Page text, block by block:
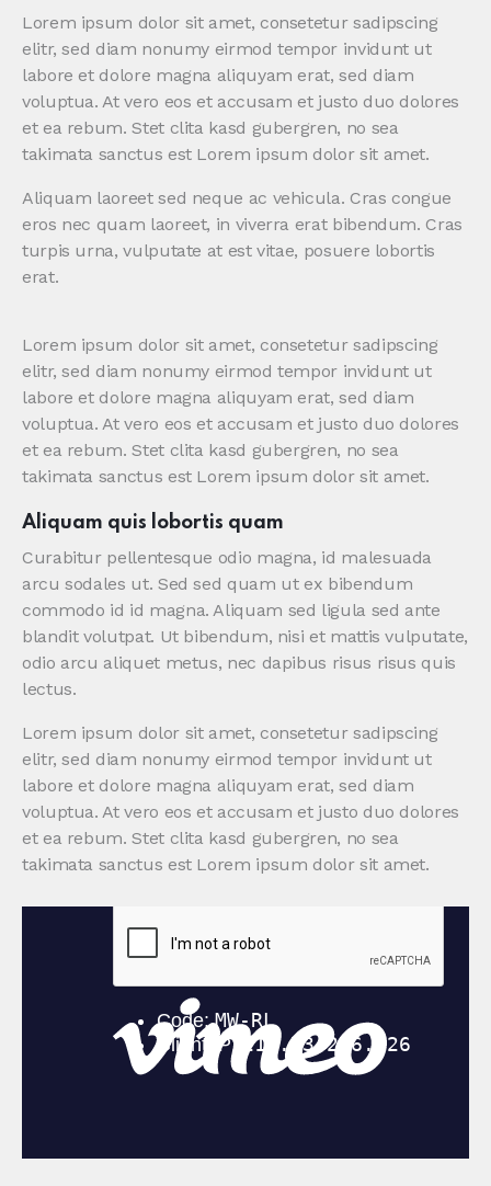
Lorem ipsum dolor sit amet, consetetur sadipscing
elitr, sed diam nonumy eirmod tempor invidunt ut
labore et dolore magna aliquyam erat, sed diam
voluptua. At vero eos et accusam et justo duo dolores
et ea rebum. Stet clita kasd gubergren, no sea
takimata sanctus est Lorem ipsum dolor sit amet.
Aliquam laoreet sed neque ac vehicula. Cras congue
eros nec quam laoreet, in viverra erat bibendum. Cras
turpis urna, vulputate at est vitae, posuere lobortis
erat.
Lorem ipsum dolor sit amet, consetetur sadipscing
elitr, sed diam nonumy eirmod tempor invidunt ut
labore et dolore magna aliquyam erat, sed diam
voluptua. At vero eos et accusam et justo duo dolores
et ea rebum. Stet clita kasd gubergren, no sea
takimata sanctus est Lorem ipsum dolor sit amet.
Aliquam quis lobortis quam
Curabitur pellentesque odio magna, id malesuada
arcu sodales ut. Sed sed quam ut ex bibendum
commodo id id magna. Aliquam sed ligula sed ante
blandit volutpat. Ut bibendum, nisi et mattis vulputate,
odio arcu aliquet metus, nec dapibus risus risus quis
lectus.
Lorem ipsum dolor sit amet, consetetur sadipscing
elitr, sed diam nonumy eirmod tempor invidunt ut
labore et dolore magna aliquyam erat, sed diam
voluptua. At vero eos et accusam et justo duo dolores
et ea rebum. Stet clita kasd gubergren, no sea
takimata sanctus est Lorem ipsum dolor sit amet.